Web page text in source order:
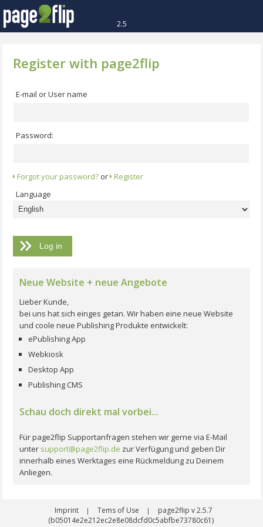
2.5
Register with page2flip
E-mail or User name
Password:
Forgot your password? or Register
Language
Neue Website + neue Angebote
Lieber Kunde,
bei uns hat sich einges getan. Wir haben eine neue Website
und coole neue Publishing Produkte entwickelt:
ePublishing App
Webkiosk
Desktop App
Publishing CMS
Schau doch direkt mal vorbei...
Für page2flip Supportanfragen stehen wir gerne via E-Mail
unter support@page2flip.de zur Verfügung und geben Dir
innerhalb eines Werktages eine Rückmeldung zu Deinem
Anliegen.
Imprint | Tems of Use |
page2flip v 2.5.7
(b05014e2e212ec2e8e08dcfd0c5abfbe73780c61)